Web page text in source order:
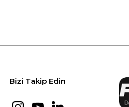
Bizi Takip Edin